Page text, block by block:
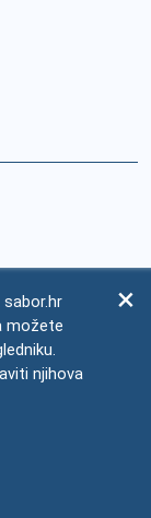
možete
njihova